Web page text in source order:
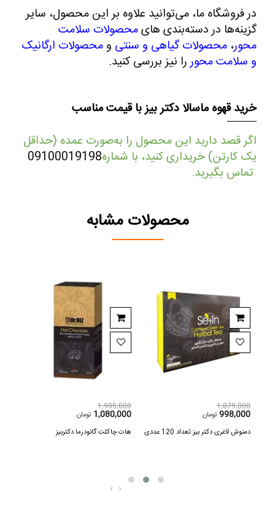
در فروشگاه ما، می‌توانید علاوه بر این محصول، سایر
گزینه‌ها در دسته‌بندی‌ هایمحصولات سلامت
محور، محصولات گیاهی و سنتی و محصولات ارگانیک
و سلامت محوررا نیز بررسی کنید.
خرید قهوه ماسالا دکتر بیز با قیمت مناسب
اگر قصد دارید این محصول را به‌صورت عمده (حداقل
یک کارتن) خریداری کنید، با شماره09100019198
تماس بگیرید.
محصولات مشابه
1,985,000
1,080,000 تومان
هات چاکلت گانودرما دکتربیز
1,879,000
998,000 تومان
دمنوش لاغری دکتر بیز تعداد 120 عددی
‹ ›